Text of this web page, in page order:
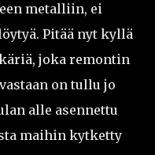
metalliin, ei
Pitää nyt kyllä
joka remontin
on tullu jo
alle asennettu
maihin kytketty